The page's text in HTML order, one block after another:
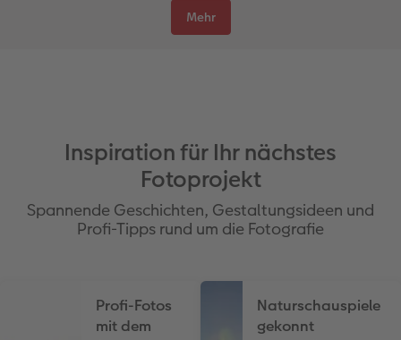
Mehr
Inspiration für Ihr nächstes
Fotoprojekt
Spannende Geschichten, Gestaltungsideen und
Profi-Tipps rund um die Fotografie
Profi-Fotos
mit dem
Naturschauspiele
gekonnt